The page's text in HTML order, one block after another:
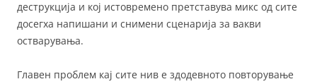
деструкција и кој истовремено претставува микс од сите
досегха напишани и снимени сценарија за вакви
остварувања.
Главен проблем кај сите нив е здодевното повторување